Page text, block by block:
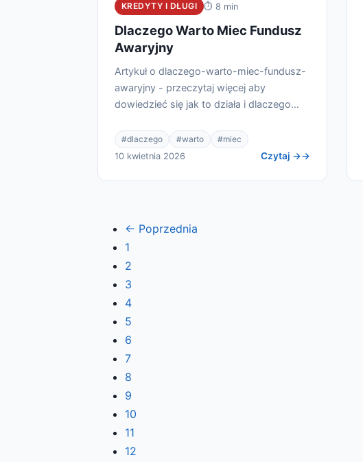
KREDYTY I DŁUGI ⏱ 8 min
Dlaczego Warto Miec Fundusz
Awaryjny
Artykuł o dlaczego-warto-miec-fundusz-
awaryjny - przeczytaj więcej aby
dowiedzieć się jak to działa i dlaczego
#dlaczego #warto
#miec
10 kwietnia 2026
Czytaj →
← Poprzednia
1
2
3
4
5
6
7
8
9
10
11
12